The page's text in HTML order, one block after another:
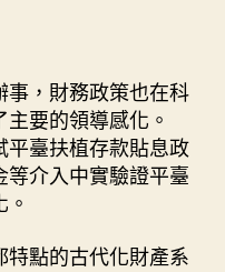
事，財務政策也在科
要的領導感化。
平臺扶植存款貼息政
介入中實驗證平臺
特點的古代化財產系